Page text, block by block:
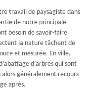
travail de paysagiste dans
de notre principale
besoin de savoir-faire
la nature tâchent de
et mesurée. En ville,
d’arbres qui sont
généralement recours
après.